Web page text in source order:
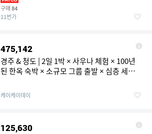
구매 84
11번가
475,142
경주 & 청도 | 2일 1박 × 사우나 체험 × 100년
된 한옥 숙박 × 소규모 그룹 출발 × 심층 세계문
케이케이데이
125,630